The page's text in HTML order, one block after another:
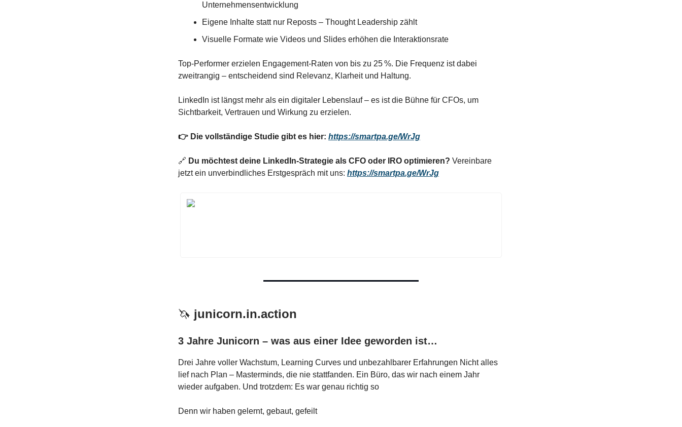
Unternehmensentwicklung
Eigene Inhalte statt nur Reposts – Thought Leadership zählt
Visuelle Formate wie Videos und Slides erhöhen die Interaktionsrate
Top-Performer erzielen Engagement-Raten von bis zu 25 %. Die Frequenz ist dabei
zweitrangig – entscheidend sind Relevanz, Klarheit und Haltung.
LinkedIn ist längst mehr als ein digitaler Lebenslauf – es ist die Bühne für CFOs, um
Sichtbarkeit, Vertrauen und Wirkung zu erzielen.
👉 Die vollständige Studie gibt es hier: https://smartpa.ge/WrJg
🔗 Du möchtest deine LinkedIn-Strategie als CFO oder IRO optimieren? Vereinbare
jetzt ein unverbindliches Erstgespräch mit uns: https://smartpa.ge/WrJg
🦄 junicorn.in.action
3 Jahre Junicorn – was aus einer Idee geworden ist…
Drei Jahre voller Wachstum, Learning Curves und unbezahlbarer Erfahrungen Nicht alles
lief nach Plan – Masterminds, die nie stattfanden. Ein Büro, das wir nach einem Jahr
wieder aufgaben. Und trotzdem: Es war genau richtig so
Denn wir haben gelernt, gebaut, gefeilt